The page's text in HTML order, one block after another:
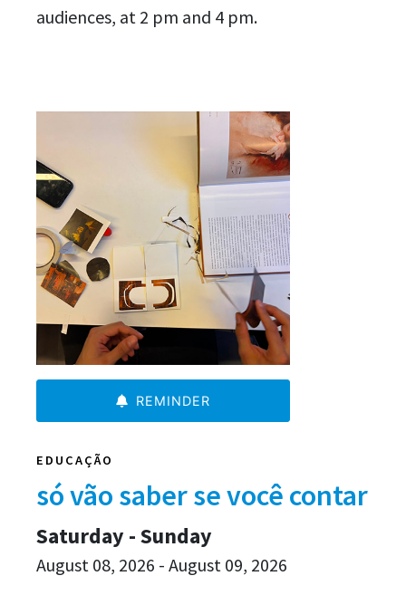
audiences, at 2 pm and 4 pm.
REMINDER
EDUCAÇÃO
só vão saber se você contar
Saturday - Sunday
August 08, 2026 - August 09, 2026